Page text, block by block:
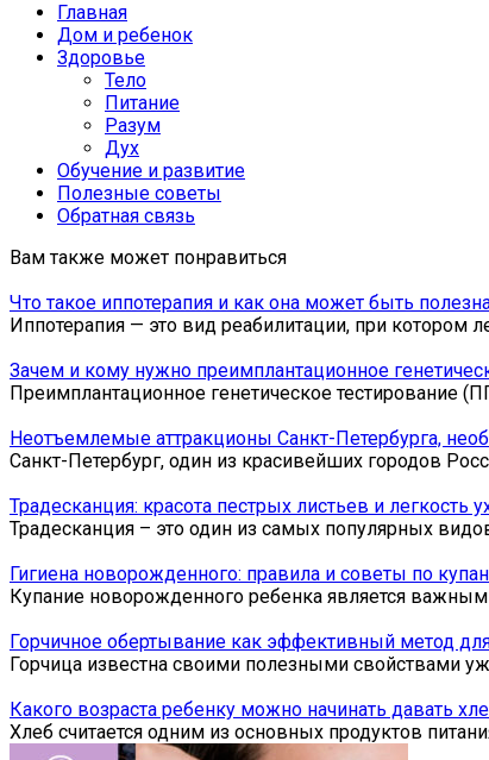
Главная
Дом и ребенок
Здоровье
Тело
Питание
Разум
Дух
Обучение и развитие
Полезные советы
Обратная связь
Вам также может понравиться
Что такое иппотерапия и как она может быть
Иппотерапия — это вид реабилитации, при
Зачем и кому нужно преимплантационное
Преимплантационное генетическое тестирование
Неотъемлемые аттракционы Санкт-Петербурга,
Санкт-Петербург, один из красивейших городов
Традесканция: красота пестрых листьев и легкость
Традесканция – это один из самых популярных
Гигиена новорожденного: правила и советы по
Купание новорожденного ребенка является
Горчичное обертывание как эффективный метод
Горчица известна своими полезными свойствами
Какого возраста ребенку можно начинать давать
Хлеб считается одним из основных продуктов